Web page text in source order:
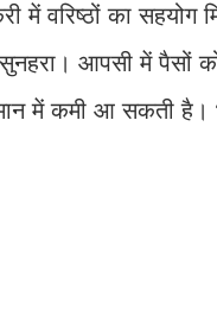
वरिष्ठों का सहयोग
आपसी में पैसों को
में कमी आ सकती है।